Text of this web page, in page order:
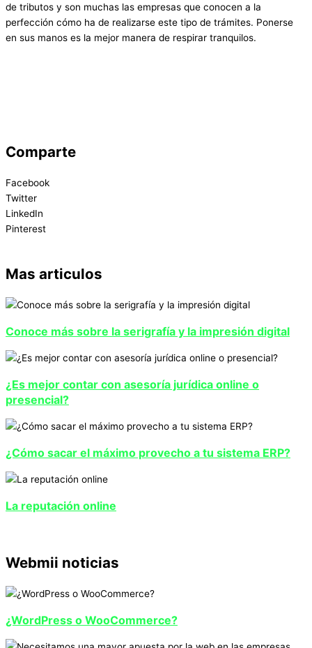
de tributos y son muchas las empresas que conocen a la
perfección cómo ha de realizarse este tipo de trámites. Ponerse
en sus manos es la mejor manera de respirar tranquilos.
Comparte
Facebook
Twitter
LinkedIn
Pinterest
Mas articulos
Conoce más sobre la serigrafía y la impresión digital
¿Es mejor contar con asesoría jurídica online o
presencial?
¿Cómo sacar el máximo provecho a tu sistema ERP?
La reputación online
Webmii noticias
¿WordPress o WooCommerce?